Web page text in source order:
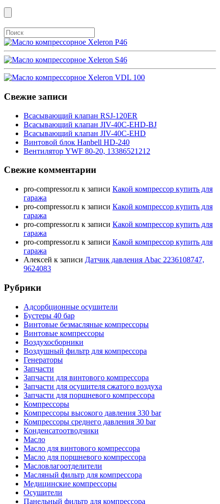
Свежие записи
Всасывающий клапан RSJ-120ER
Всасывающий клапан JIV-40C-EHD-BJ
Всасывающий клапан JIV-40C-EHD
Винтовой блок Hanbell HD-240
Вентилятор YWF 80-20, 13386521212
Свежие комментарии
pro-compressor.ru к записи Какой компрессор купить для
гаража
pro-compressor.ru к записи Какой компрессор купить для
гаража
pro-compressor.ru к записи Какой компрессор купить для
гаража
pro-compressor.ru к записи Какой компрессор купить для
гаража
Алексей к записи Датчик давления Abac 2236108747,
9624083
Рубрики
Адсорбционные осушители
Бустеры 40 бар
Винтовые безмасляные компрессоры
Винтовые компрессоры
Воздухосборники
Воздушный фильтр для компрессора
Генераторы
Запчасти
Запчасти для винтового компрессора
Запчасти для осушителя сжатого воздуха
Запчасти для поршневого компрессора
Компрессоры
Компрессоры высокого давления 330 bar
Компрессоры среднего давления 30 bar
Конденсатоотводчики
Масло
Масло для винтового компрессора
Масло для поршневого компрессора
Масловлагоотделители
Масляный фильтр для компрессора
Медицинские компрессоры
Осушители
Панельный фильтр для компрессора